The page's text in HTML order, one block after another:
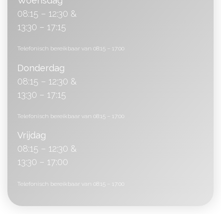
08:15 – 12:30 &
13:30 – 17:15
Telefonisch bereikbaar van 08:15 – 17:00
Donderdag
08:15 – 12:30 &
13:30 – 17:15
Telefonisch bereikbaar van 08:15 – 17:00
Vrijdag
08:15 – 12:30 &
13:30 – 17:00
Telefonisch bereikbaar van 08:15 – 17:00